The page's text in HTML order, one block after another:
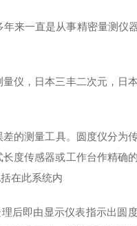
来一直是从事精密量测仪
仪，日本三丰二次元，日
差的测量工具。圆度仪分为
度传感器或工作台作精确
在此系统内
后即由显示仪表指示出圆